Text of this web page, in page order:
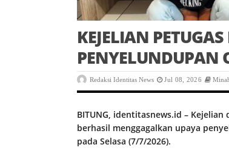
KEJELIAN
PENYELUNDUPAN
Redaksi Identitas News Jul 08, 2026
BITUNG, identitasnews.id –
berhasil menggagalkan upaya
pada Selasa (7/7/2026).